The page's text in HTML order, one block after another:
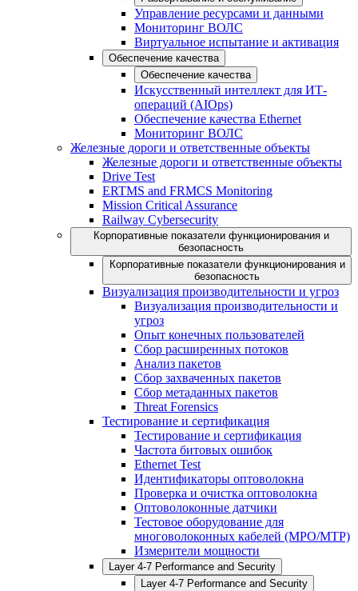
Управление ресурсами и данными
Мониторинг ВОЛС
Виртуальное испытание и активация
Обеспечение качества
Обеспечение качества
Искусственный интеллект для ИТ-
операций (AIOps)
Обеспечение качества Ethernet
Мониторинг ВОЛС
Железные дороги и ответственные объекты
Железные дороги и ответственные объекты
Drive Test
ERTMS and FRMCS Monitoring
Mission Critical Assurance
Railway Cybersecurity
Корпоративные показатели функционирования и
безопасность
Корпоративные показатели функционирования и
безопасность
Визуализация производительности и угроз
Визуализация производительности и
угроз
Опыт конечных пользователей
Сбор расширенных потоков
Анализ пакетов
Сбор захваченных пакетов
Сбор метаданных пакетов
Threat Forensics
Тестирование и сертификация
Тестирование и сертификация
Частота битовых ошибок
Ethernet Test
Идентификаторы оптоволокна
Проверка и очистка оптоволокна
Оптоволоконные датчики
Тестовое оборудование для
многоволоконных кабелей (MPO/MTP)
Измерители мощности
Layer 4-7 Performance and Security
Layer 4-7 Performance and Security